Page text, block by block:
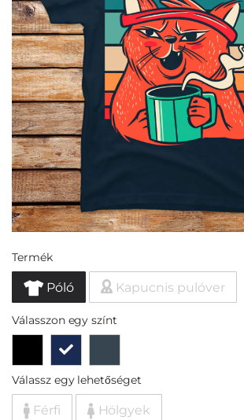
Termék
Póló Kapucnis pulóver
Válasszon egy színt
Válassz egy lehetőséget
Férfi Hölgyek